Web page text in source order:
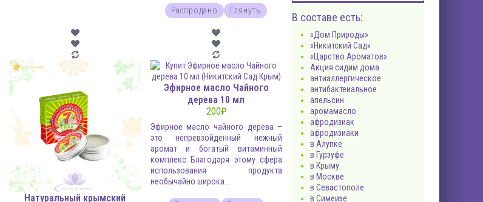
Распродано Глянуть
Натуральный крымский
Эфирное масло Чайного
дерева 10 мл
200₽
Эфирное масло чайного дерева –
это непревзойденный нежный
аромат и богатый витаминный
комплекс Благодаря этому сфера
использования продукта
необычайно широка...
В составе есть:
«Дом Природы»
«Никитский Сад»
«Царство Ароматов»
Акция сидим дома
антиаллергическое
антибактеиальное
апельсин
аромамасло
афродизиак
афродизиаки
в Алупке
в Гурзуфе
в Крыму
в Москве
в Севастополе
в Симеизе